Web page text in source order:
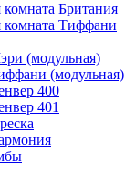
Британия
Тиффани
(модульная)
(модульная)
400
401